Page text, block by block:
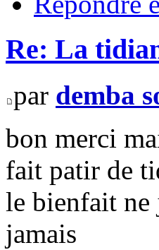
Re: La
par demba
bon merci
fait patir de
le bienfait ne
jamais